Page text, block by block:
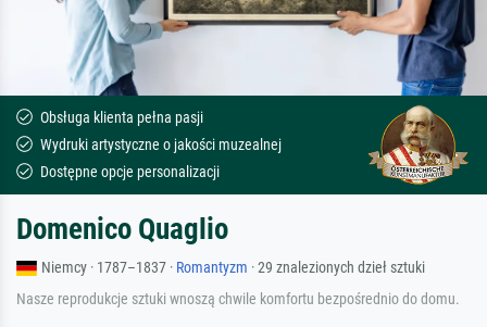
Obsługa klienta pełna pasji
Wydruki artystyczne o jakości muzealnej
Dostępne opcje personalizacji
Domenico Quaglio
Niemcy · 1787–1837 · Romantyzm · 29 znalezionych dzieł sztuki
Nasze reprodukcje sztuki wnoszą chwile komfortu bezpośrednio do domu.